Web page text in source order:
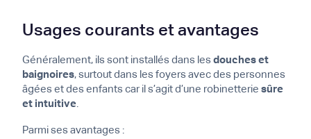
Usages courants et avantages
Généralement, ils sont installés dans les douches et
baignoires, surtout dans les foyers avec des personnes
âgées et des enfants car il s’agit d’une robinetterie sûre
et intuitive.
Parmi ses avantages :